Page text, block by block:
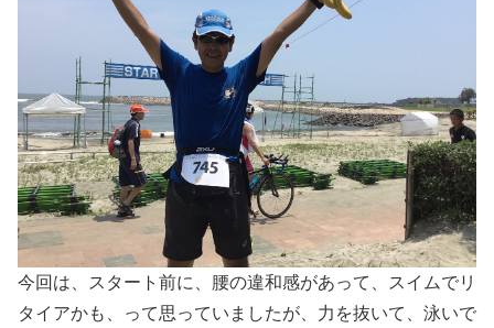
今回は、スタート前に、腰の違和感があって、スイムでリ
タイアかも、って思っていましたが、力を抜いて、泳いで